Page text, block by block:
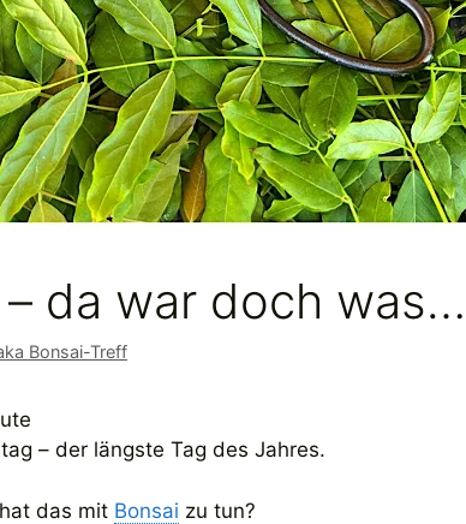
da war doch was…
Bonsai-Treff
– der längste Tag des Jahres.
das mit Bonsai zu tun?